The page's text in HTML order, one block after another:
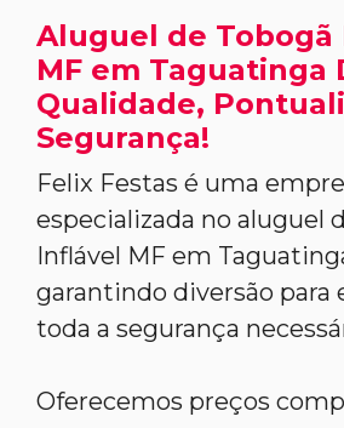
Aluguel de Tobogã
MF em Taguatinga
Qualidade,
Segurança!
Felix Festas é uma
especializada no aluguel
Inflável MF em
garantindo diversão para
toda a segurança
Oferecemos preços